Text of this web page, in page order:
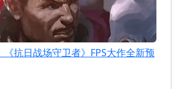
抗日战场守卫者》FPS大作全新预